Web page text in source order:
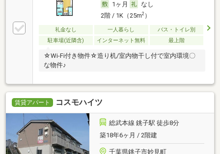
1ヶ月
なし
2階 / 1K（25m2）
礼金なし 一人暮らし
バス・トイレ別
駐車場(近隣含)
インターネット無料 最上階
☆Wi-Fi付き物件☆造り机/室内物干し付で室内環境〇
な物件♪
賃貸アパート コスモハイツ
総武本線 銚子駅 徒歩8分
築18年6ヶ月 / 2階建
千葉県銚子市妙見町